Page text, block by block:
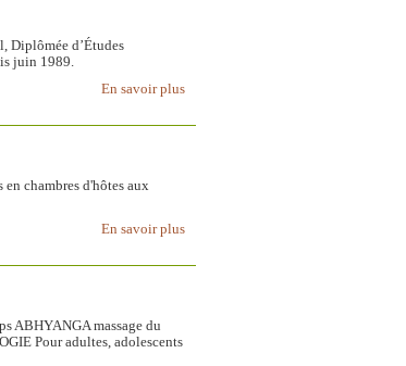
Diplômée d’Études
juin 1989.
En savoir plus
chambres d'hôtes aux
En savoir plus
ABHYANGA massage du
Pour adultes, adolescents